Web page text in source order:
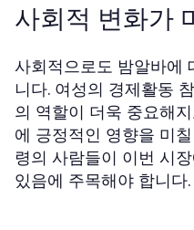
사회적 변화가
사회적으로도 밤알바에
니다. 여성의 경제활동
의 역할이 더욱 중요해
에 긍정적인 영향을 미
령의 사람들이 이번 시
있음에 주목해야 합니다.